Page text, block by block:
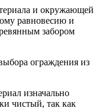
и окружающей
равновесию и
забором
ограждения из
изначально
чистый, так как